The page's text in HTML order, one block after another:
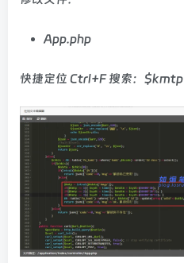
App.php
快捷定位 Ctrl+F 搜索：$kmtp